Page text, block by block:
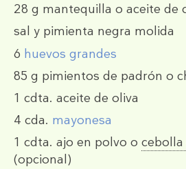
28 g mantequilla o aceite de
sal y pimienta negra molida
6 huevos grandes
85 g pimientos de padrón o
1 cdta. aceite de oliva
4 cda. mayonesa
1 cdta. ajo en polvo o
(opcional)